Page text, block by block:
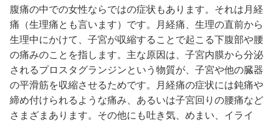
腹痛の中での女性ならではの症状もあります。それは月経
痛（生理痛とも言います）です。月経痛、生理の直前から
生理中にかけて、子宮が収縮することで起こる下腹部や腰
の痛みのことを指します。主な原因は、子宮内膜から分泌
されるプロスタグランジンという物質が、子宮や他の臓器
の平滑筋を収縮させるためです。月経痛の症状には鈍痛や
締め付けられるような痛み、あるいは子宮回りの腰痛など
さまざまあります。その他にも吐き気、めまい、イライ